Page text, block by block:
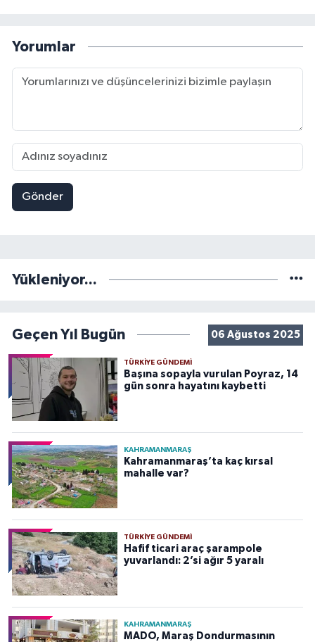
Yorumlar
Gönder
Yükleniyor...
Geçen Yıl Bugün 06 Ağustos 2025
TÜRKIYE GÜNDEMI
Başına sopayla vurulan Poyraz, 14
gün sonra hayatını kaybetti
KAHRAMANMARAŞ
Kahramanmaraş’ta kaç kırsal
mahalle var?
TÜRKIYE GÜNDEMI
Hafif ticari araç şarampole
yuvarlandı: 2’si ağır 5 yaralı
KAHRAMANMARAŞ
MADO, Maraş Dondurmasının